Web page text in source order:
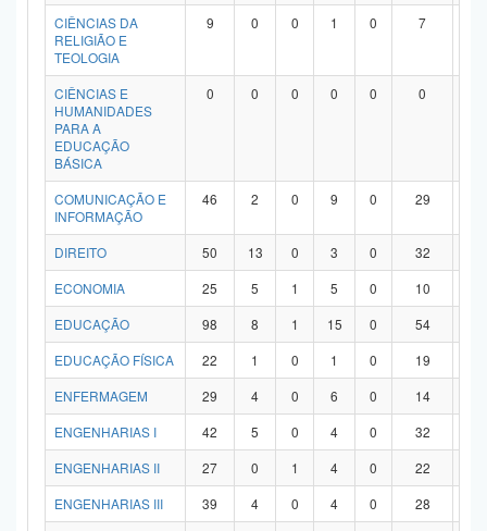
CIÊNCIAS DA
RELIGIÃO E
TEOLOGIA
9 0 0 1 0 7
CIÊNCIAS E
HUMANIDADES
PARA A
EDUCAÇÃO
BÁSICA
0 0 0 0 0 0
COMUNICAÇÃO E
INFORMAÇÃO
46 2 0 9 0 29
DIREITO 50 13 0 3 0 32
ECONOMIA
25 5 1 5 0 10
EDUCAÇÃO
98 8 1 15 0 54
EDUCAÇÃO FÍSICA
22 1 0 1 0 19
ENFERMAGEM
29 4 0 6 0 14
ENGENHARIAS I
42 5 0 4 0 32
ENGENHARIAS II
27 0 1 4 0 22
ENGENHARIAS III
39 4 0 4 0 28